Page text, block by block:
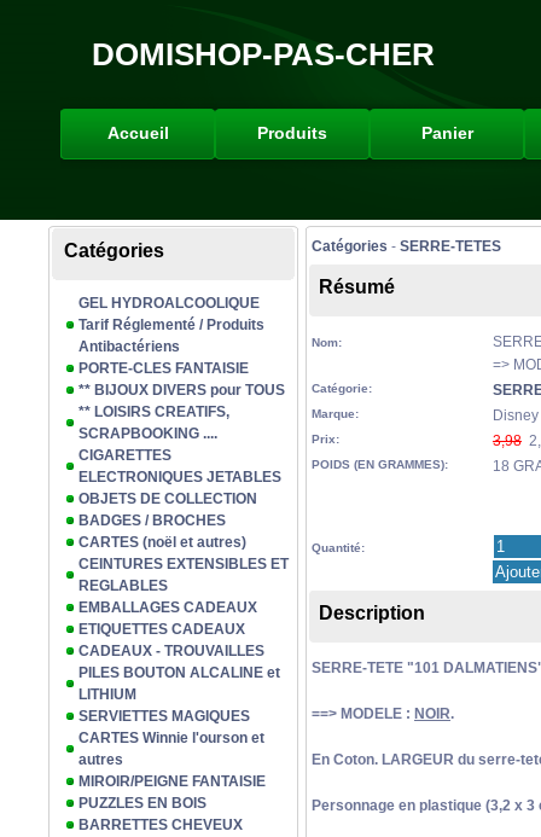
DOMISHOP-PAS-CHER
Accueil Produits Panier
Catégories
GEL HYDROALCOOLIQUE
Tarif Réglementé / Produits
Antibactériens
PORTE-CLES FANTAISIE
** BIJOUX DIVERS pour TOUS
** LOISIRS CREATIFS,
SCRAPBOOKING ....
CIGARETTES
ELECTRONIQUES JETABLES
OBJETS DE COLLECTION
BADGES / BROCHES
CARTES (noël et autres)
CEINTURES EXTENSIBLES ET
REGLABLES
EMBALLAGES CADEAUX
ETIQUETTES CADEAUX
CADEAUX - TROUVAILLES
PILES BOUTON ALCALINE et
LITHIUM
SERVIETTES MAGIQUES
CARTES Winnie l'ourson et
autres
MIROIR/PEIGNE FANTAISIE
PUZZLES EN BOIS
BARRETTES CHEVEUX
Catégories - SERRE-TETES
Résumé
Nom:
=>
Catégorie:
Marque: Disney
Prix: 3,98
POIDS (EN GRAMMES): 18
Quantité:
Description
SERRE-TETE "101
==> MODELE : NOIR.
En Coton. LARGEUR du serre-
Personnage en plastique (3,2 x